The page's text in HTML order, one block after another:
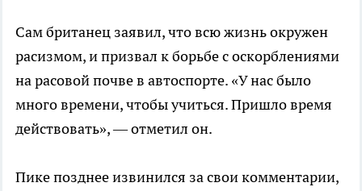
Сам британец заявил, что всю жизнь окружен
расизмом, и призвал к борьбе с оскорблениями
на расовой почве в автоспорте. «У нас было
много времени, чтобы учиться. Пришло время
действовать», — отметил он.
Пике позднее извинился за свои комментарии,